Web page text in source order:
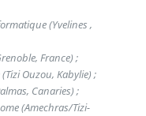
(Yvelines ,
France) ;
Ouzou, Kabylie) ;
Canaries) ;
(Amechras/Tizi-